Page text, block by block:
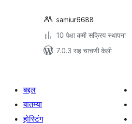
samiur6688
10 पेक्षा कमी सक्रिय स्थापना
7.0.3 सह चाचणी केली
बद्दल
बातम्या
होस्टिंग